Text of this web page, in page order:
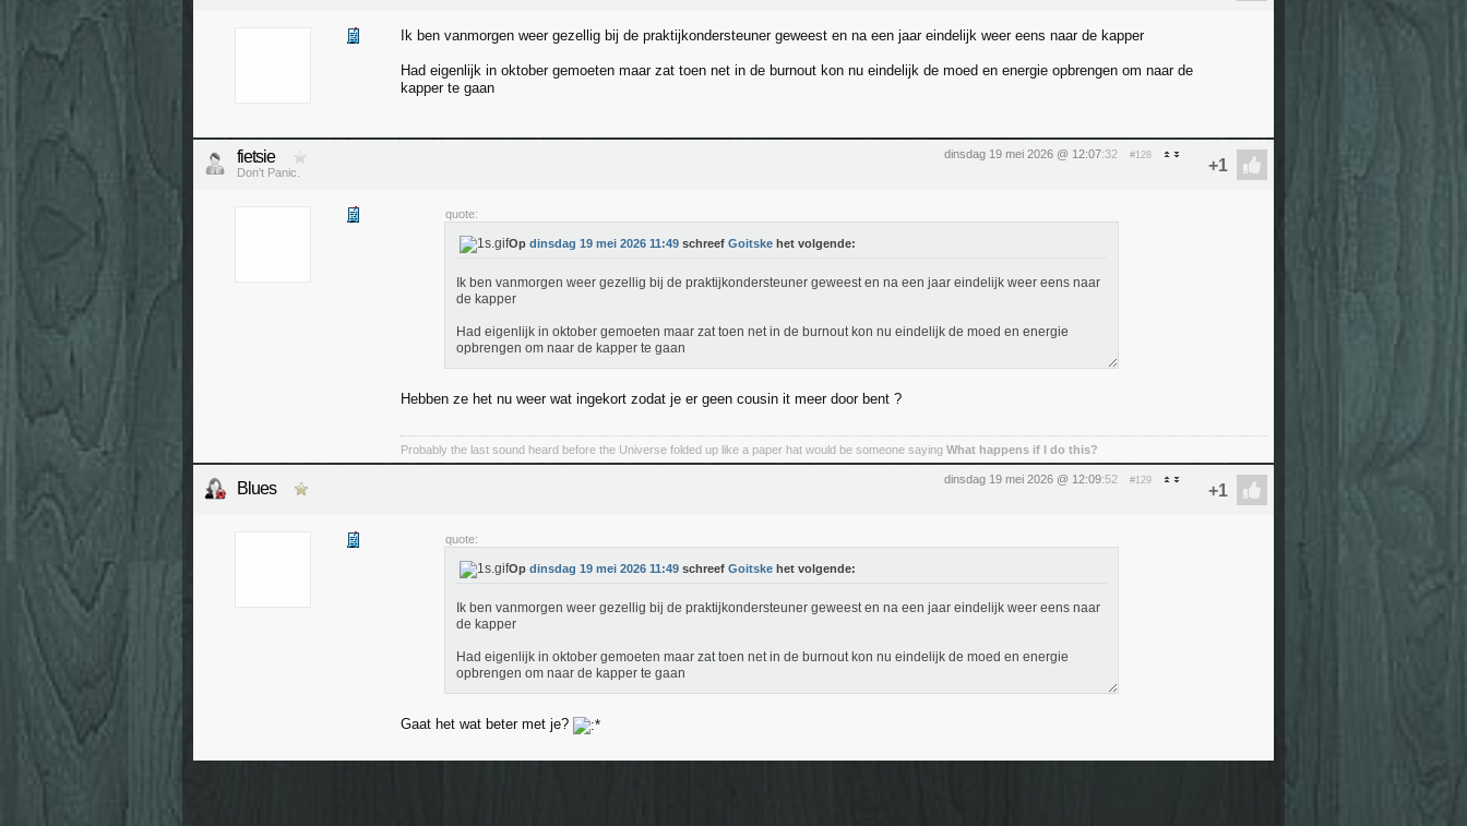
Ik ben vanmorgen weer gezellig bij de praktijkondersteuner geweest en na een jaar eindelijk weer eens naar de kapper
Had eigenlijk in oktober gemoeten maar zat toen net in de burnout kon nu eindelijk de moed en energie opbrengen om naar de
kapper te gaan
dinsdag 19 mei 2026 @ 12:07:32 #128
fietsie
Don't Panic.
quote:
Op dinsdag 19 mei 2026 11:49 schreef Goitske het volgende:
Ik ben vanmorgen weer gezellig bij de praktijkondersteuner geweest en na een jaar eindelijk weer eens naar
de kapper
Had eigenlijk in oktober gemoeten maar zat toen net in de burnout kon nu eindelijk de moed en energie
opbrengen om naar de kapper te gaan
Hebben ze het nu weer wat ingekort zodat je er geen cousin it meer door bent ?
Probably the last sound heard before the Universe folded up like a paper hat would be someone saying What happens if I do this?
dinsdag 19 mei 2026 @ 12:09:52 #129
Blues
quote:
Op dinsdag 19 mei 2026 11:49 schreef Goitske het volgende:
Ik ben vanmorgen weer gezellig bij de praktijkondersteuner geweest en na een jaar eindelijk weer eens naar
de kapper
Had eigenlijk in oktober gemoeten maar zat toen net in de burnout kon nu eindelijk de moed en energie
opbrengen om naar de kapper te gaan
Gaat het wat beter met je?